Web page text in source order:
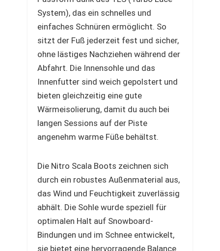
System), das ein schnelles und
einfaches Schnüren ermöglicht. So
sitzt der Fuß jederzeit fest und sicher,
ohne lästiges Nachziehen während der
Abfahrt. Die Innensohle und das
Innenfutter sind weich gepolstert und
bieten gleichzeitig eine gute
Wärmeisolierung, damit du auch bei
langen Sessions auf der Piste
angenehm warme Füße behältst.
Die Nitro Scala Boots zeichnen sich
durch ein robustes Außenmaterial aus,
das Wind und Feuchtigkeit zuverlässig
abhält. Die Sohle wurde speziell für
optimalen Halt auf Snowboard-
Bindungen und im Schnee entwickelt,
sie bietet eine hervorragende Balance